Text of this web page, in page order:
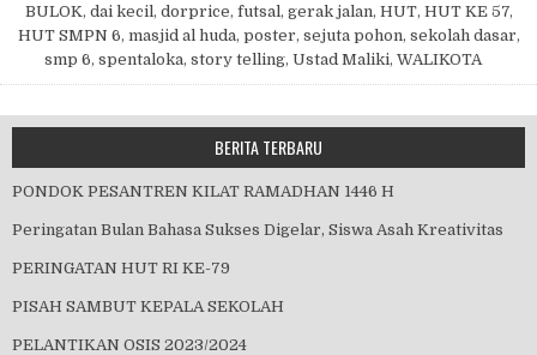
BULOK, dai kecil , dorprice, futsal , gerak jalan, HUT, HUT KE 57,
HUT SMPN 6, masjid al huda, poster, sejuta pohon, sekolah dasar,
smp 6, spentaloka, story telling, Ustad Maliki, WALIKOTA
BERITA TERBARU
PONDOK PESANTREN KILAT RAMADHAN 1446 H
Peringatan Bulan Bahasa Sukses Digelar, Siswa Asah Kreativitas
PERINGATAN HUT RI KE-79
PISAH SAMBUT KEPALA SEKOLAH
PELANTIKAN OSIS 2023/2024